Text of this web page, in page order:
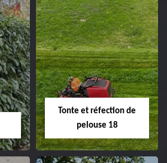
Abattage d'arbres
18
Entreprise abattage
Tonte et réfection de
pelouse 18